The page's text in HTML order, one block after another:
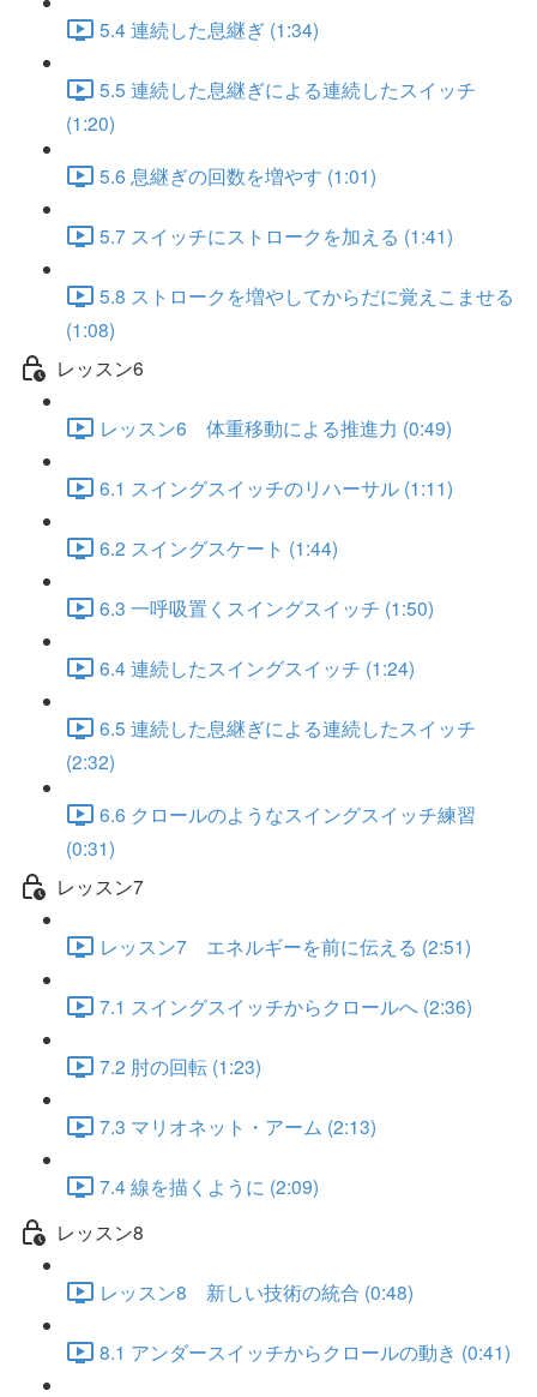
5.4 連続した息継ぎ (1:34)
5.5 連続した息継ぎによる連続したスイッチ
(1:20)
5.6 息継ぎの回数を増やす (1:01)
5.7 スイッチにストロークを加える (1:41)
5.8 ストロークを増やしてからだに覚えこませる
(1:08)
レッスン6
レッスン6 体重移動による推進力 (0:49)
6.1 スイングスイッチのリハーサル (1:11)
6.2 スイングスケート (1:44)
6.3 一呼吸置くスイングスイッチ (1:50)
6.4 連続したスイングスイッチ (1:24)
6.5 連続した息継ぎによる連続したスイッチ
(2:32)
6.6 クロールのようなスイングスイッチ練習
(0:31)
レッスン7
レッスン7 エネルギーを前に伝える (2:51)
7.1 スイングスイッチからクロールへ (2:36)
7.2 肘の回転 (1:23)
7.3 マリオネット・アーム (2:13)
7.4 線を描くように (2:09)
レッスン8
レッスン8 新しい技術の統合 (0:48)
8.1 アンダースイッチからクロールの動き (0:41)